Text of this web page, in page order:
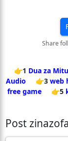
Share
👉1 Dua za
Audio
👉3 web
free game
👉5
Post